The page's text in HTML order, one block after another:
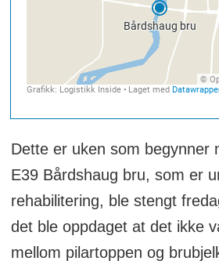
Dette er uken som begynner
E39 Bårdshaug bru, som er
rehabilitering, ble stengt
det ble oppdaget at det ikke
mellom pilartoppen og